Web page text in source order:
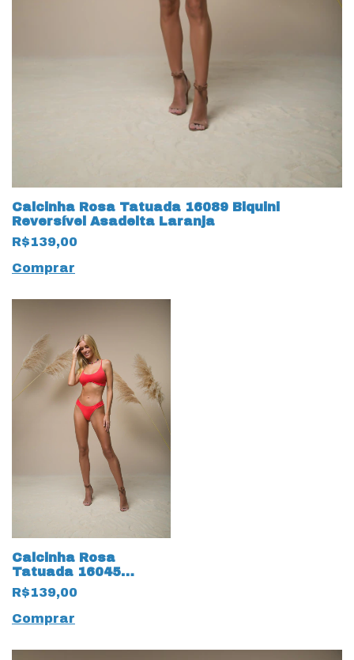
Calcinha Rosa Tatuada 16089 Biquini
Reversível Asadelta Laranja
R$139,00
Comprar
Calcinha Rosa
Tatuada 16045
Biquini MicroLight
Pink
R$139,00
Comprar